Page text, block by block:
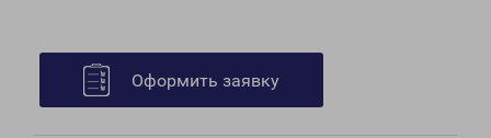
Оформить заявку